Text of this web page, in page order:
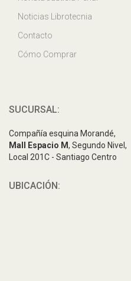
Noticias Librotecnia
Contacto
Cómo Comprar
SUCURSAL:
Compañía esquina Morandé,
Mall Espacio M, Segundo Nivel,
Local 201C - Santiago Centro
UBICACIÓN: